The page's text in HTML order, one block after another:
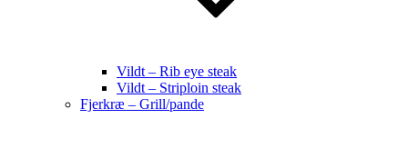
Vildt – Rib eye steak
Vildt – Striploin steak
Fjerkræ – Grill/pande